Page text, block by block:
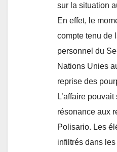
sur la situation
En effet, le
compte tenu de
personnel du
Nations Unies
reprise des
L’affaire
résonance aux
Polisario. Les
infiltrés dans